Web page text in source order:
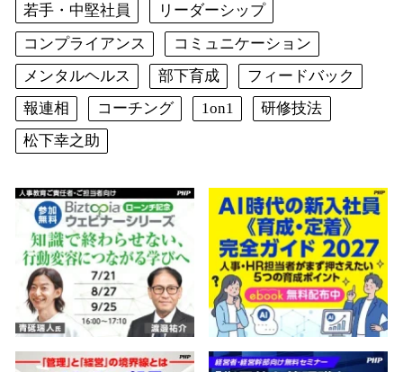
若手・中堅社員
リーダーシップ
コンプライアンス
コミュニケーション
メンタルヘルス
部下育成
フィードバック
報連相
コーチング 1on1
研修技法
松下幸之助